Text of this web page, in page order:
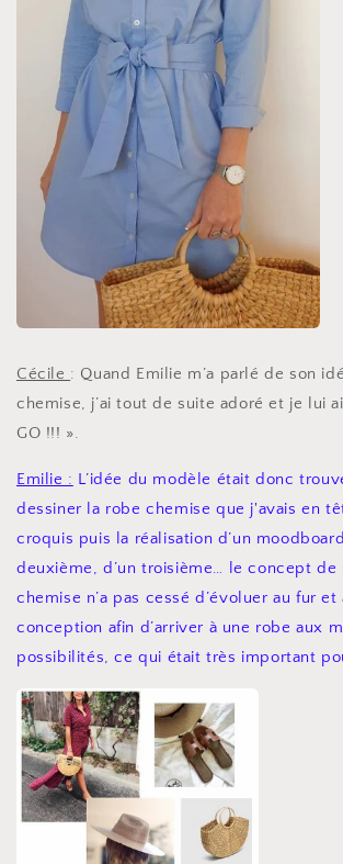
Cécile : Quand Emilie m’a parlé de son
chemise, j’ai tout de suite adoré et je lui
GO !!! ».
Emilie : L’idée du modèle était donc
dessiner la robe chemise que j'avais en
croquis puis la réalisation d’un
deuxième, d’un troisième… le concept de
chemise n’a pas cessé d’évoluer au fur
conception afin d’arriver à une robe aux
possibilités, ce qui était très important